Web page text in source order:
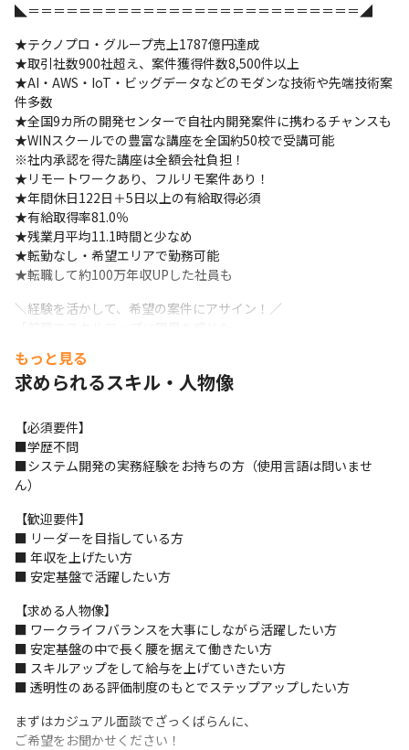
◣＝＝＝＝＝＝＝＝＝＝＝＝＝＝＝＝＝＝＝＝＝＝＝＝＝＝◢
★テクノプロ・グループ売上1787億円達成
★取引社数900社超え、案件獲得件数8,500件以上
★AI・AWS・IoT・ビッグデータなどのモダンな技術や先端技術案
件多数
★全国9カ所の開発センターで自社内開発案件に携わるチャンスも
★WINスクールでの豊富な講座を全国約50校で受講可能
※社内承認を得た講座は全額会社負担！
★リモートワークあり、フルリモ案件あり！
★年間休日122日＋5日以上の有給取得必須
★有給取得率81.0％
★残業月平均11.1時間と少なめ
★転勤なし・希望エリアで勤務可能
★転職して約100万年収UPした社員も
＼経験を活かして、希望の案件にアサイン！／
「家族もできたし、年収を上げたい」
そんなエンジニアの方に、無理なく長く働ける環境と、
今の環境で「このままでいいのか？」と感じている方、
是非、お話ししましょう！
◤＝＝＝＝＝＝＝＝＝＝＝◥
◣＝＝＝＝＝＝＝＝＝＝＝◢
多彩な大手クライアントとの取引実績を活かし、
あなたの希望を叶えます！
未経験のフェーズや言語への挑戦も大歓迎です。
◎大手金融システムの開発
◎AI関連システムやWebアプリの開発
◎Androidアプリやスマートフォン分野での各種開発
◎ECサイトやポータルサイトの開発
◎顧客管理システムの開発
◎医療/福祉系システムの開発
もっと見る
求められるスキル・人物像
【必須要件】
■学歴不問
■システム開発の実務経験をお持ちの方（使用言語は問いませ
ん）
【歓迎要件】
■ リーダーを目指している方
■ 年収を上げたい方
■ 安定基盤で活躍したい方
【求める人物像】
■ ワークライフバランスを大事にしながら活躍したい方
■ 安定基盤の中で長く腰を据えて働きたい方
■ スキルアップをして給与を上げていきたい方
■ 透明性のある評価制度のもとでステップアップしたい方
まずはカジュアル面談でざっくばらんに、
ご希望をお聞かせください！